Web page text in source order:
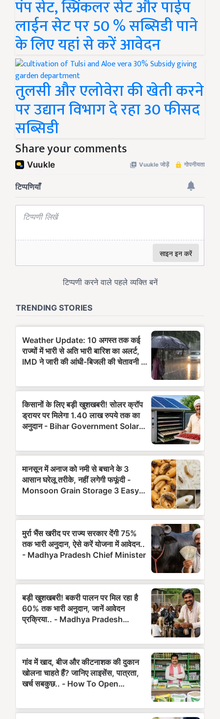
पंप सेट, स्प्रिंकलर सेट और पाईप
लाईन सेट पर 50 % सब्सिडी पाने
के लिए यहां से करें आवेदन
तुलसी और एलोवेरा की खेती करने
पर उद्यान विभाग दे रहा 30 फीसद
सब्सिडी
Share your comments